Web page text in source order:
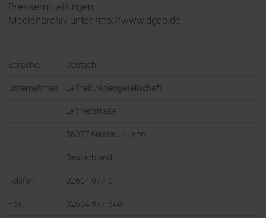
Pressemitteilungen.
Medienarchiv unter http://www.dgap.de
Sprache: Deutsch
Unternehmen: Leifheit Aktiengesellschaft
Leifheitstraße 1
56377 Nassau / Lahn
Deutschland
Telefon: 02604 977-0
Fax: 02604 977-340